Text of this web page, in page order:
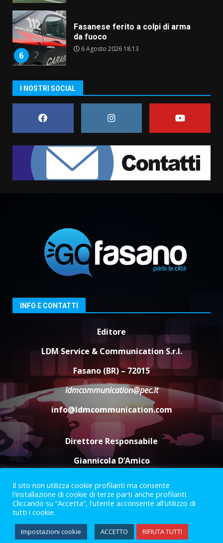
7
Carta d’identità: continua il piano
di aperture straordinarie del
Comune di Fasano
6 Agosto 2026 14:16
ufficialmente la Festa di
Savelletri
8 Agosto 2026 11:00
2
Savelletri in festa, domani sera
grande spettacolo con Uccio De
Santis
8 Agosto 2026 07:30
giusta”
8 Agosto 2026 07:15
4
“I Contestatori: Musica di
Rivoluzione”: nuovo
Banda”
US Fasano, Scianaro: “Profonda
amarezza per esclusione dal
campionato di calcio”
7 Agosto 2026 06:00
I NOSTRI SOCIAL
INFO E CONTATTI
Editore
LDM Service & Communication S.r.l.
Fasano (BR) – 72015
ldmcommunication@pec.it
info@ldmcommunication.com
Direttore Responsabile
Giannicola D’Amico
Termini e Condizioni
Privacy Policy
Informazioni Legali
Facebook
Instagram
Youtube
Il sito non utilizza cookie profilanti ma consente
l'installazione di cookie di terze parti anche profilanti.
Cliccando su “Accetta”, l'utente acconsente all'utilizzo di
tutti i cookie.
Impostazioni cookie ACCETTO RIFIUTA TUTTI